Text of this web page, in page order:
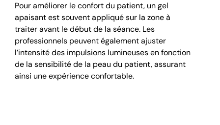
Pour améliorer le confort du patient, un gel
apaisant est souvent appliqué sur la zone à
traiter avant le début de la séance. Les
professionnels peuvent également ajuster
l’intensité des impulsions lumineuses en fonction
de la sensibilité de la peau du patient, assurant
ainsi une expérience confortable.